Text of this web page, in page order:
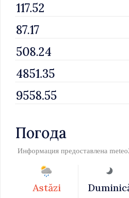
Погода
Информация предоставлена
Astăzi